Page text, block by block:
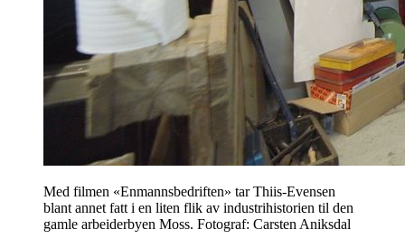
Med filmen «Enmannsbedriften» tar Thiis-Evensen
blant annet fatt i en liten flik av industrihistorien til den
gamle arbeiderbyen Moss. Fotograf: Carsten Aniksdal